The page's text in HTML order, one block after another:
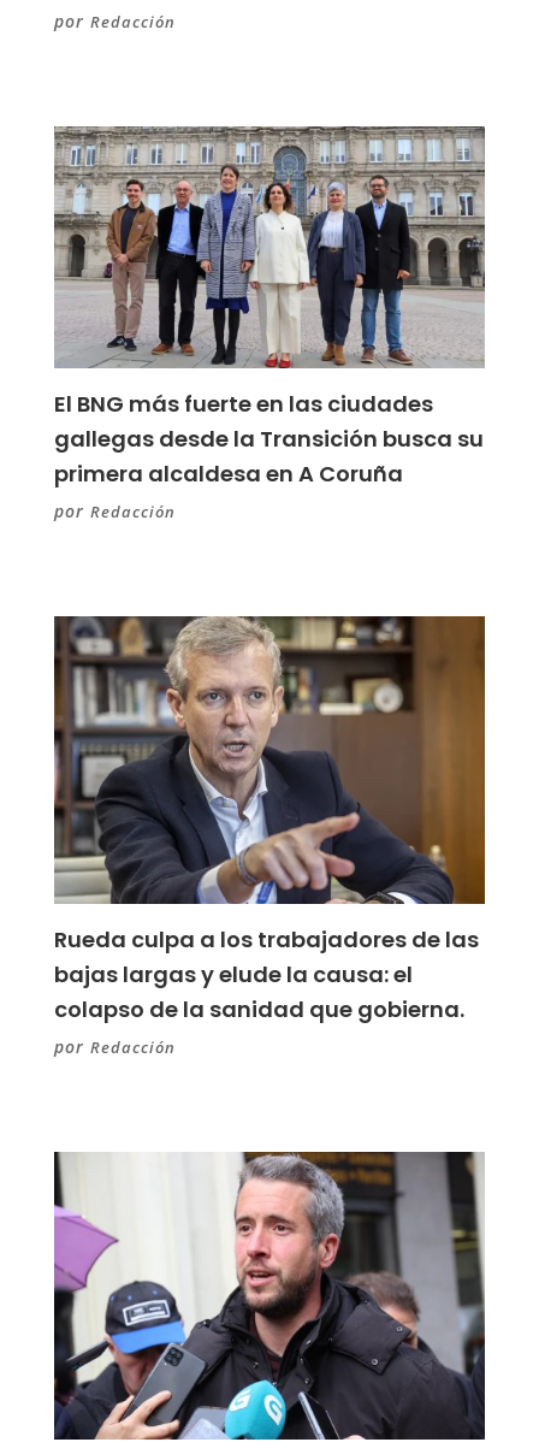
por Redacción
El BNG más fuerte en las ciudades
gallegas desde la Transición busca su
primera alcaldesa en A Coruña
por Redacción
Rueda culpa a los trabajadores de las
bajas largas y elude la causa: el
colapso de la sanidad que gobierna.
por Redacción